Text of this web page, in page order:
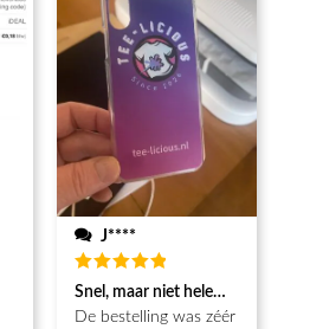
J****
Waardering
5 uit 5
Snel, maar niet helemaal als
De bestelling was zéér